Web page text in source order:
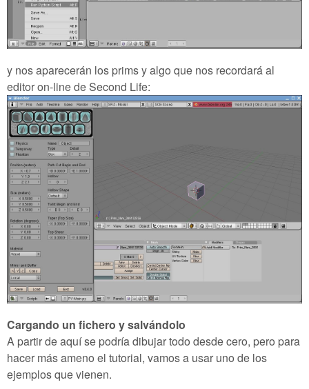
y nos aparecerán los prims y algo que nos recordará al
editor on-line de Second Life:
Cargando un fichero y salvándolo
A partir de aquí se podría dibujar todo desde cero, pero para
hacer más ameno el tutorial, vamos a usar uno de los
ejemplos que vienen.